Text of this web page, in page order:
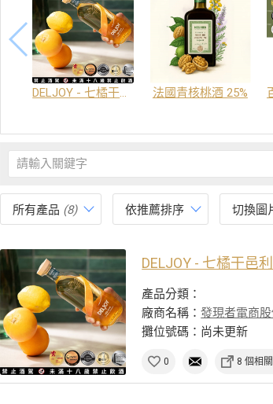
DELJOY - 七橘干邑利口酒 24% 法國青核桃酒 25%
所有產品 (8) 依推薦排序 切換圖
DELJOY - 七橘干邑
產品分類：
廠商名稱：發現者電商
攤位號碼：尚未更新
0 8 個相